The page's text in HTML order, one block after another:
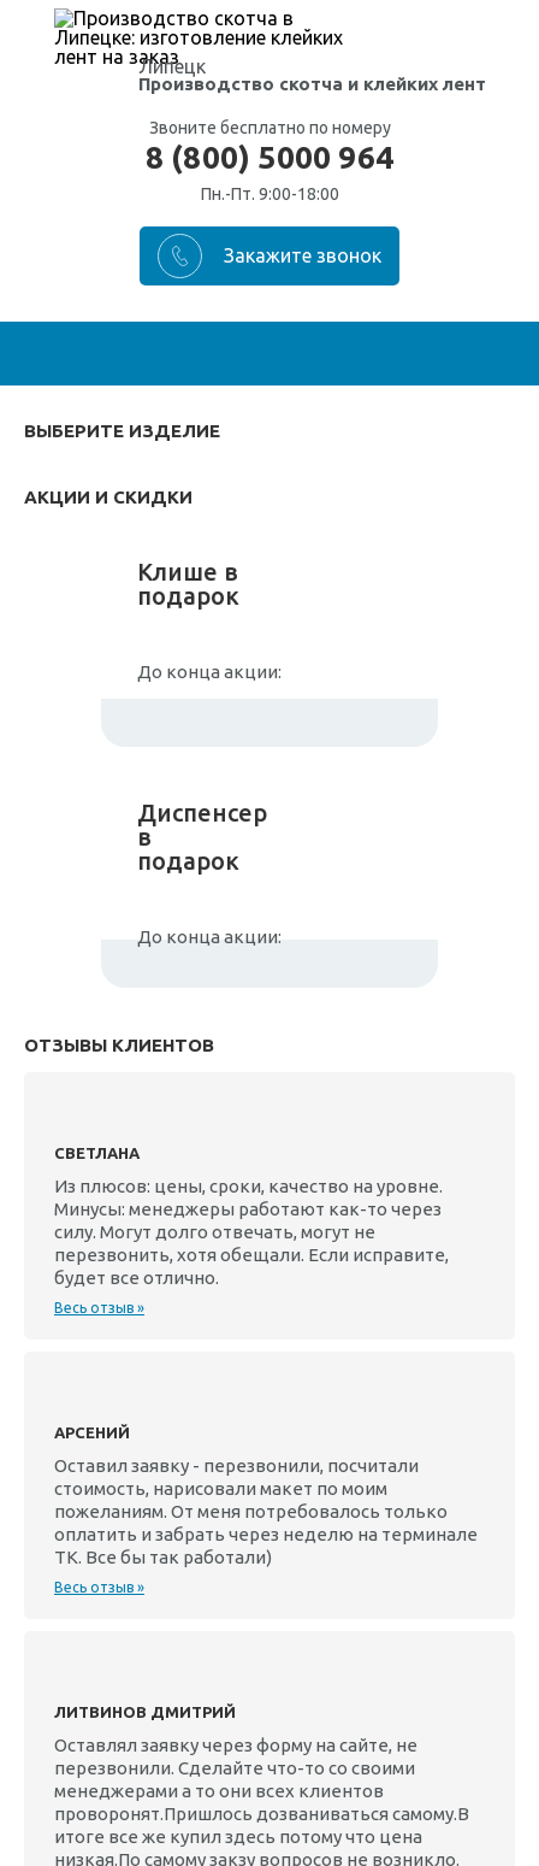
Липецк
Производство скотча и клейких лент
Звоните бесплатно по номеру
8 (800) 5000 964
Пн.-Пт. 9:00-18:00
ВЫБЕРИТЕ ИЗДЕЛИЕ
АКЦИИ И СКИДКИ
Клише в
подарок
До конца акции:
Диспенсер
в
подарок
До конца акции:
ОТЗЫВЫ КЛИЕНТОВ
СВЕТЛАНА
Из плюсов: цены, сроки, качество на уровне.
Минусы: менеджеры работают как-то через
силу. Могут долго отвечать, могут не
перезвонить, хотя обещали. Если исправите,
будет все отлично.
Весь отзыв »
АРСЕНИЙ
Оставил заявку - перезвонили, посчитали
стоимость, нарисовали макет по моим
пожеланиям. От меня потребовалось только
оплатить и забрать через неделю на терминале
ТК. Все бы так работали)
Весь отзыв »
ЛИТВИНОВ ДМИТРИЙ
Оставлял заявку через форму на сайте, не
перезвонили. Сделайте что-то со своими
менеджерами а то они всех клиентов
проворонят.Пришлось дозваниваться самому.В
итоге все же купил здесь потому что цена
низкая.По самому закзу вопросов не возникло.